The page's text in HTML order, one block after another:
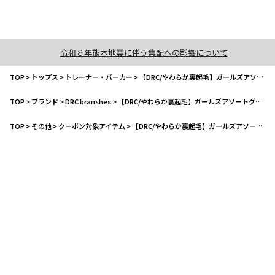
令和８年熊本地震に伴う集配への影響について
TOP> トップス > トレーナー・パーカー > 【DRC/やわらか裏起毛】ガールズアソートグラフィックトレーナー
TOP>ブランド >DRC branshes> 【DRC/やわらか裏起毛】ガールズアソートグラフィックトレーナー
TOP>その他>クーポン対象アイテム > 【DRC/やわらか裏起毛】ガールズアソートグラフィックトレーナー